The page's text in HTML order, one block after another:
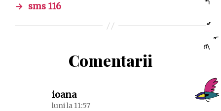
→ sms 116
Comentarii
ioanaspune:
luni la 11:57